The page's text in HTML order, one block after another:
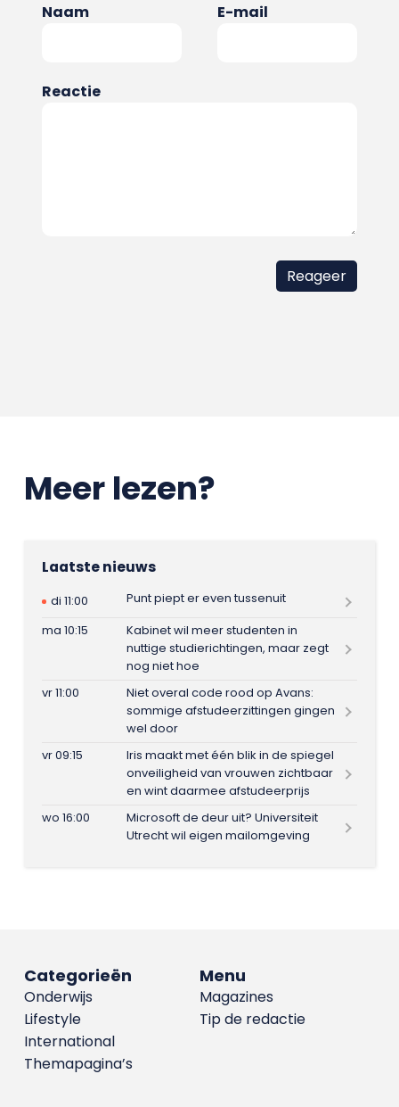
Naam E-mail
Reactie
Meer lezen?
Laatste nieuws
di 11:00
Punt piept er even tussenuit
ma 10:15
Kabinet wil meer studenten in
nuttige studierichtingen, maar zegt
nog niet hoe
vr 11:00
Niet overal code rood op Avans:
sommige afstudeerzittingen gingen
wel door
vr 09:15
Iris maakt met één blik in de spiegel
onveiligheid van vrouwen zichtbaar
en wint daarmee afstudeerprijs
wo 16:00
Microsoft de deur uit? Universiteit
Utrecht wil eigen mailomgeving
Menu
Magazines
Tip de redactie
Categorieën
Onderwijs
Lifestyle
International
Themapagina’s